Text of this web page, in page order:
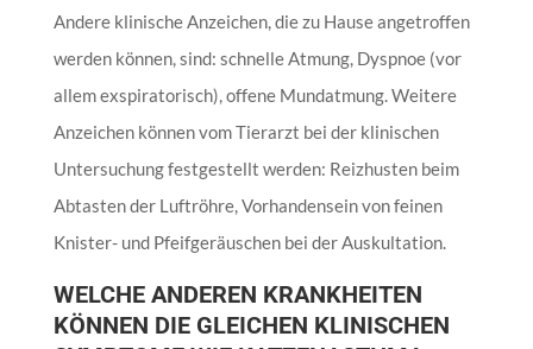
Andere klinische Anzeichen, die zu Hause angetroffen
werden können, sind: schnelle Atmung, Dyspnoe (vor
allem exspiratorisch), offene Mundatmung. Weitere
Anzeichen können vom Tierarzt bei der klinischen
Untersuchung festgestellt werden: Reizhusten beim
Abtasten der Luftröhre, Vorhandensein von feinen
Knister- und Pfeifgeräuschen bei der Auskultation.
WELCHE ANDEREN KRANKHEITEN
KÖNNEN DIE GLEICHEN KLINISCHEN